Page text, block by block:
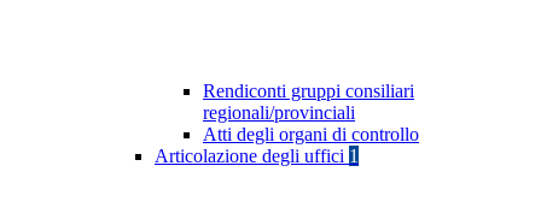
Rendiconti gruppi consiliari
regionali/provinciali
Atti degli organi di controllo
Articolazione degli uffici 1